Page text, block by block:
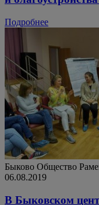
Подробнее
Быково Общество
06.08.2019
В Быковском